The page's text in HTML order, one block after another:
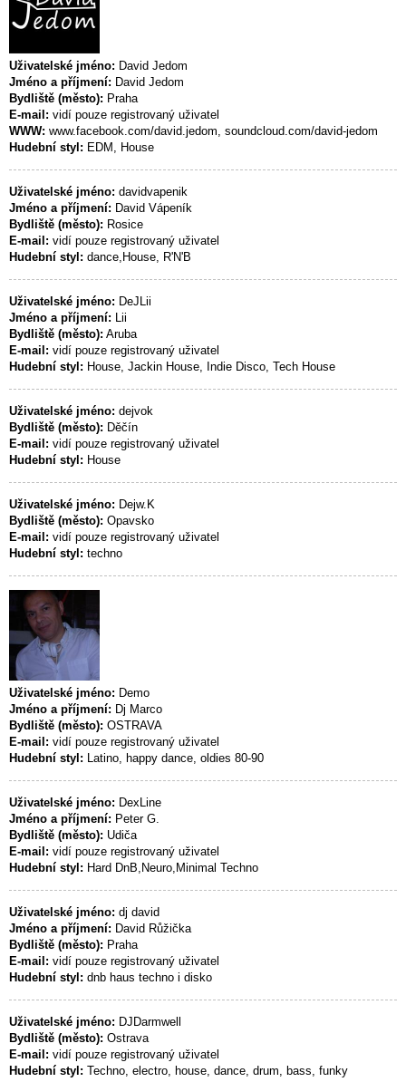
Uživatelské jméno: David Jedom
Jméno a příjmení: David Jedom
Bydliště (město): Praha
E-mail: vidí pouze registrovaný uživatel
WWW: www.facebook.com/david.jedom, soundcloud.com/david-jedom
Hudební styl: EDM, House
Uživatelské jméno: davidvapenik
Jméno a příjmení: David Vápeník
Bydliště (město): Rosice
E-mail: vidí pouze registrovaný uživatel
Hudební styl: dance,House, R'N'B
Uživatelské jméno: DeJLii
Jméno a příjmení: Lii
Bydliště (město): Aruba
E-mail: vidí pouze registrovaný uživatel
Hudební styl: House, Jackin House, Indie Disco, Tech House
Uživatelské jméno: dejvok
Bydliště (město): Děčín
E-mail: vidí pouze registrovaný uživatel
Hudební styl: House
Uživatelské jméno: Dejw.K
Bydliště (město): Opavsko
E-mail: vidí pouze registrovaný uživatel
Hudební styl: techno
Uživatelské jméno: Demo
Jméno a příjmení: Dj Marco
Bydliště (město): OSTRAVA
E-mail: vidí pouze registrovaný uživatel
Hudební styl: Latino, happy dance, oldies 80-90
Uživatelské jméno: DexLine
Jméno a příjmení: Peter G.
Bydliště (město): Udiča
E-mail: vidí pouze registrovaný uživatel
Hudební styl: Hard DnB,Neuro,Minimal Techno
Uživatelské jméno: dj david
Jméno a příjmení: David Růžička
Bydliště (město): Praha
E-mail: vidí pouze registrovaný uživatel
Hudební styl: dnb haus techno i disko
Uživatelské jméno: DJDarmwell
Bydliště (město): Ostrava
E-mail: vidí pouze registrovaný uživatel
Hudební styl: Techno, electro, house, dance, drum, bass, funky